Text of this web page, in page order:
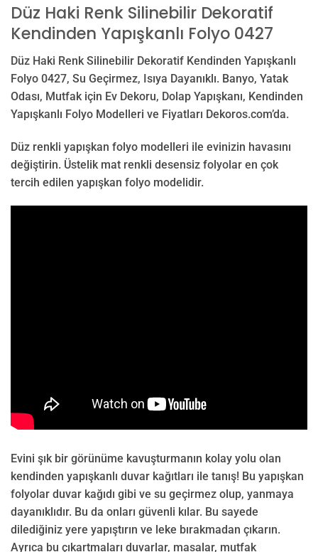
Düz Haki Renk Silinebilir Dekoratif
Kendinden Yapışkanlı Folyo 0427
Düz Haki Renk Silinebilir Dekoratif Kendinden Yapışkanlı
Folyo 0427, Su Geçirmez, Isıya Dayanıklı. Banyo, Yatak
Odası, Mutfak için Ev Dekoru, Dolap Yapışkanı, Kendinden
Yapışkanlı Folyo Modelleri ve Fiyatları Dekoros.com’da.
Düz renkli yapışkan folyo modelleri ile evinizin havasını
değiştirin. Üstelik mat renkli desensiz folyolar en çok
tercih edilen yapışkan folyo modelidir.
Evini şık bir görünüme kavuşturmanın kolay yolu olan
kendinden yapışkanlı duvar kağıtları ile tanış! Bu yapışkan
folyolar duvar kağıdı gibi ve su geçirmez olup, yanmaya
dayanıklıdır. Bu da onları güvenli kılar. Bu sayede
dilediğiniz yere yapıştırın ve leke bırakmadan çıkarın.
Ayrıca bu çıkartmaları duvarlar, masalar, mutfak